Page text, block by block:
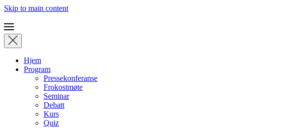
Skip to main content
Hjem
Program
Pressekonferanse
Frokostmøte
Seminar
Debatt
Kurs
Quiz